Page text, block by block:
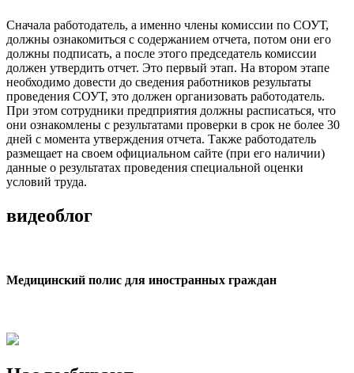
Сначала работодатель, а именно члены комиссии по СОУТ,
должны ознакомиться с содержанием отчета, потом они его
должны подписать, а после этого председатель комиссии
должен утвердить отчет. Это первый этап. На втором этапе
необходимо довести до сведения работников результаты
проведения СОУТ, это должен организовать работодатель.
При этом сотрудники предприятия должны расписаться, что
они ознакомлены с результатами проверки в срок не более 30
дней с момента утверждения отчета. Также работодатель
размещает на своем официальном сайте (при его наличии)
данные о результатах проведения специальной оценки
условий труда.
видеоблог
Медицинский полис для иностранных граждан